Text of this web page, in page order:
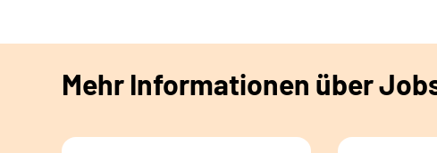
Mehr Informationen über